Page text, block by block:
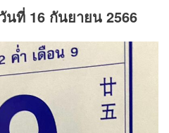
ที่ 16 กันยายน 2566